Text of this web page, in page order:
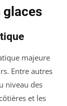
glaces
majeure
Entre autres
niveau des
et les